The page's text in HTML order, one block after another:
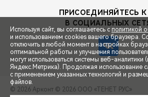
СПЕЦПРЕДЛОЖЕНИЯ
ЗАПИСЬ НА ТЕСТ-ДРАЙВ
ПРИСОЕДИНЯЙТЕСЬ К
В СОЦИАЛЬНЫХ
© 2026 Арконт © 2026 ООО «ТЕНЕТ РУС»
Используя сайт, вы соглашаетесь с политикой
и использованием cookies вашего браузера.
отключить в любой момент в настройках
оптимальной работы и улучшения
могут использоваться системы веб-аналитики
Яндекс.Метрика). Продолжая использование
с применением указанных технологий и
файлов.